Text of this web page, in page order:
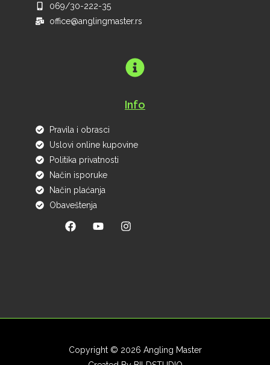
069/30-222-35
office@anglingmaster.rs
Info
Pravila i obrasci
Uslovi online kupovine
Politika privatnosti
Način isporuke
Način plaćanja
Obaveštenja
Copyright © 2026 Angling Master